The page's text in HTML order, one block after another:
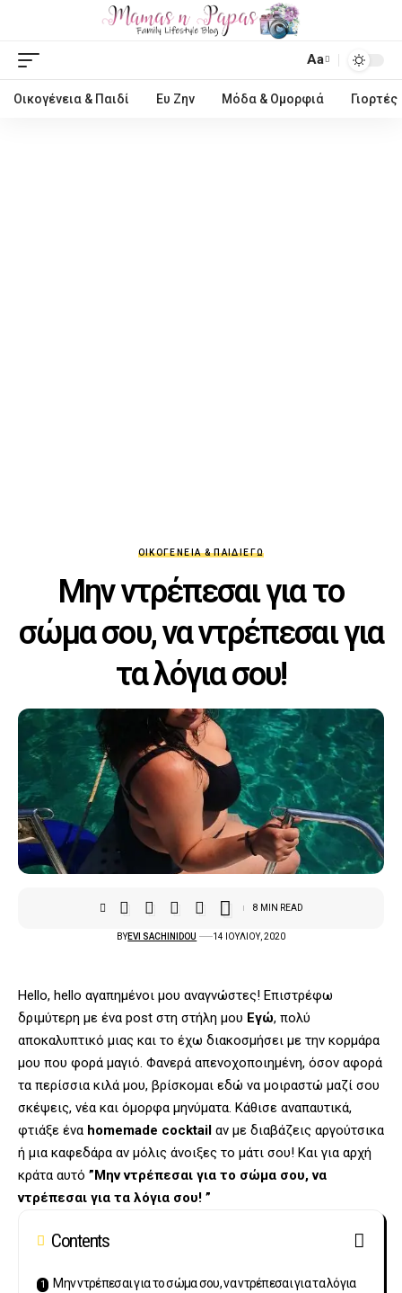
Aa
Οικογένεια & Παιδί Ευ Ζην Μόδα & Ομορφιά Γιορτές
ΟΙΚΟΓΈΝΕΙΑ & ΠΑΙΔΊΕΓΏ
Μην ντρέπεσαι για το
σώμα σου, να ντρέπεσαι για
τα λόγια σου!
BYEVI SACHINIDOU 14 ΙΟΥΛΊΟΥ, 2020
8 MIN READ
Hello, hello αγαπημένοι μου αναγνώστες! Επιστρέφω
δριμύτερη με ένα post στη στήλη μου Εγώ, πολύ
αποκαλυπτικό μιας και το έχω διακοσμήσει με την κορμάρα
μου που φορά μαγιό. Φανερά απενοχοποιημένη, όσον αφορά
τα περίσσια κιλά μου, βρίσκομαι εδώ να μοιραστώ μαζί σου
σκέψεις, νέα και όμορφα μηνύματα. Κάθισε αναπαυτικά,
φτιάξε ένα homemade cocktail αν με διαβάζεις αργούτσικα
ή μια καφεδάρα αν μόλις άνοιξες το μάτι σου! Και για αρχή
κράτα αυτό ”Μην ντρέπεσαι για το σώμα σου, να
ντρέπεσαι για τα λόγια σου! ”
Contents
Μην ντρέπεσαι για το σώμα σου, να ντρέπεσαι για τα λόγια